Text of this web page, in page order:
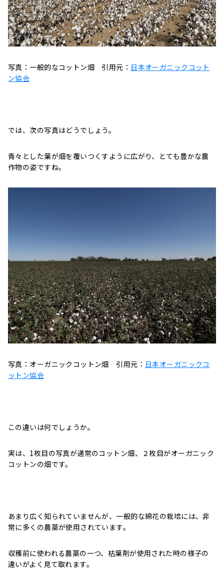
写真：一般的なコットン畑 引用元： 日本オーガニックコット
ン協会
では、次の写真はどうでしょう。
青々とした葉が畑を覆いつくすように広がり、とても豊かな農
作物の姿ですね。
写真：オーガニックコットン畑 引用元： 日本オーガニックコ
ットン協会
この違いは何でしょうか。
実は、1枚目の写真が通常のコットン畑、２枚目がオーガニック
コットンの畑です。
あまり広く知られていませんが、一般的な綿花の栽培には、非
常に多くの農薬が使用されています。
収穫前に使われる農薬の一つ、枯葉剤が使用された時の様子の
違いがよく見て取れます。